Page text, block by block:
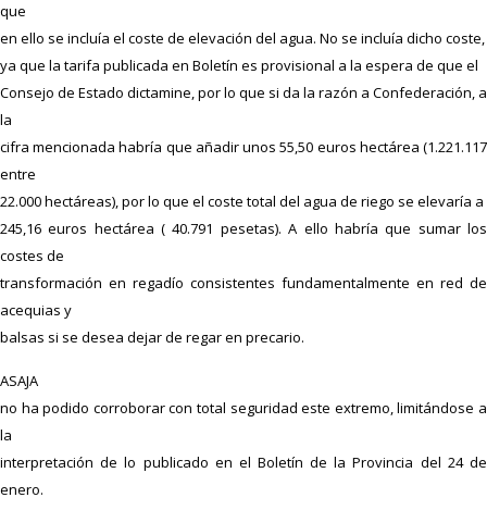
que
en ello se incluía el coste de elevación del agua. No se incluía dicho coste,
ya que la tarifa publicada en Boletín es provisional a la espera de que el
Consejo de Estado dictamine, por lo que si da la razón a Confederación, a
la
cifra mencionada habría que añadir unos 55,50 euros hectárea (1.221.117
entre
22.000 hectáreas), por lo que el coste total del agua de riego se elevaría a
245,16 euros hectárea ( 40.791 pesetas). A ello habría que sumar los
costes de
transformación en regadío consistentes fundamentalmente en red de
acequias y
balsas si se desea dejar de regar en precario.
ASAJA
no ha podido corroborar con total seguridad este extremo, limitándose a
la
interpretación de lo publicado en el Boletín de la Provincia del 24 de
enero.